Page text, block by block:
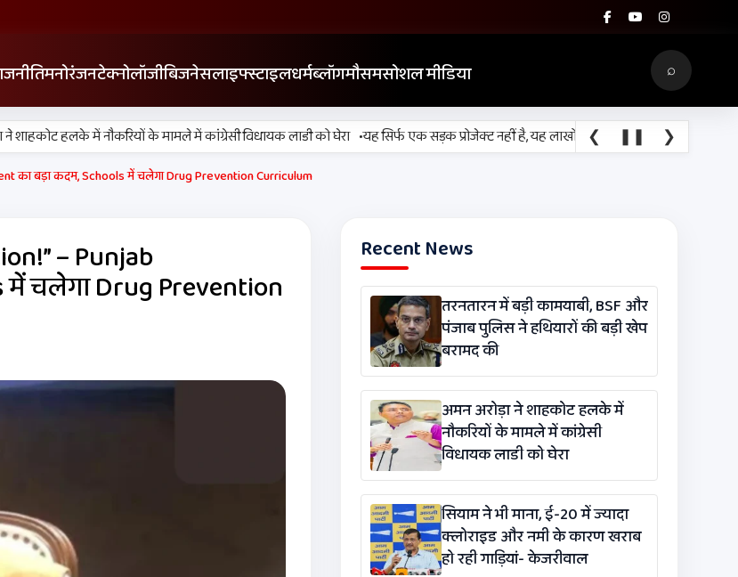
मनोरंजनटेक्नोलॉजीबिजनेसलाइफ्स्टाइलधर्मब्लॉगमौसमसोशल मीडिया ⌕
हलके में नौकरियों के मामले में कांग्रेसी विधायक लाडी को घेरा •यह सिर्फ एक सड़क प्रोजेक्ट नहीं है, यह लाखों श्रद्धालुओं, किसानों, व्यापारियों और
❮ ❚❚ ❯
का बड़ा कदम, Schools में चलेगा Drug Prevention Curriculum
– Punjab
चलेगा Drug Prevention
Recent News
तरनतारन में बड़ी कामयाबी, BSF और
पंजाब पुलिस ने हथियारों की बड़ी खेप
बरामद की
अमन अरोड़ा ने शाहकोट हलके में
नौकरियों के मामले में कांग्रेसी
विधायक लाडी को घेरा
सियाम ने भी माना, ई-20 में ज्यादा
क्लोराइड और नमी के कारण खराब
हो रही गाड़ियां- केजरीवाल